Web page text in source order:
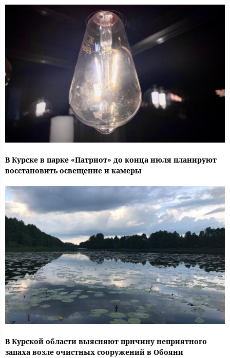
В Курске в парке «Патриот» до конца июля планируют
восстановить освещение и камеры
В Курской области выясняют причину неприятного
запаха возле очистных сооружений в Обояни